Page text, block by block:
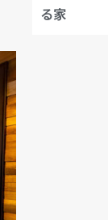
る家